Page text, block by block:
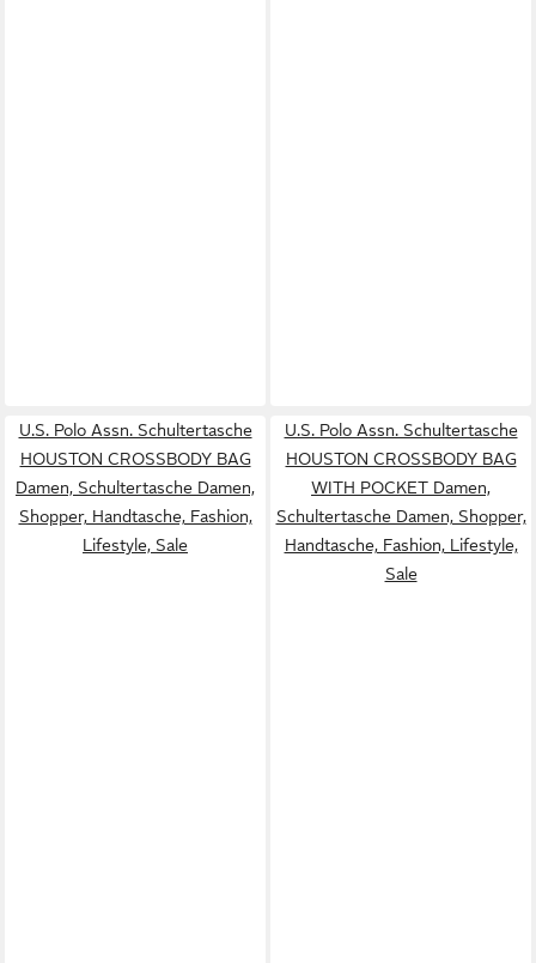
U.S. Polo Assn. Schultertasche
HOUSTON CROSSBODY BAG
Damen, Schultertasche Damen,
Shopper, Handtasche, Fashion,
Lifestyle, Sale
U.S. Polo Assn. Schultertasche
HOUSTON CROSSBODY BAG
WITH POCKET Damen,
Schultertasche Damen, Shopper,
Handtasche, Fashion, Lifestyle,
Sale